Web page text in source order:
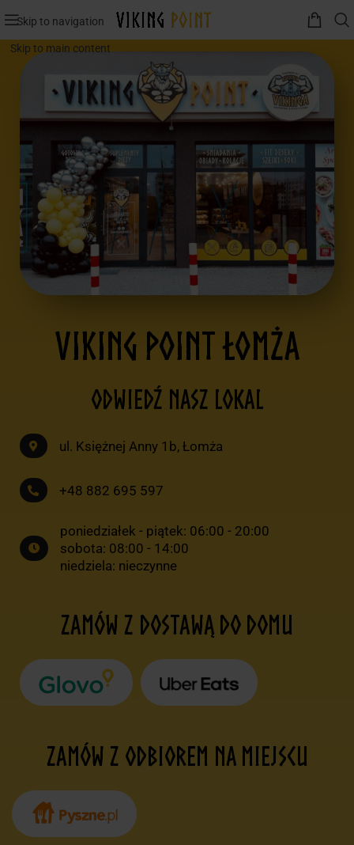
Skip to navigation
Skip to main content
VIKING POINT ŁOMŻA
ODWIEDŹ NASZ LOKAL
ul. Księżnej Anny 1b, Łomża
+48 882 695 597
poniedziałek - piątek: 06:00 - 20:00
sobota: 08:00 - 14:00
niedziela: nieczynne
ZAMÓW Z DOSTAWĄ DO DOMU
ZAMÓW Z ODBIOREM NA MIEJSCU